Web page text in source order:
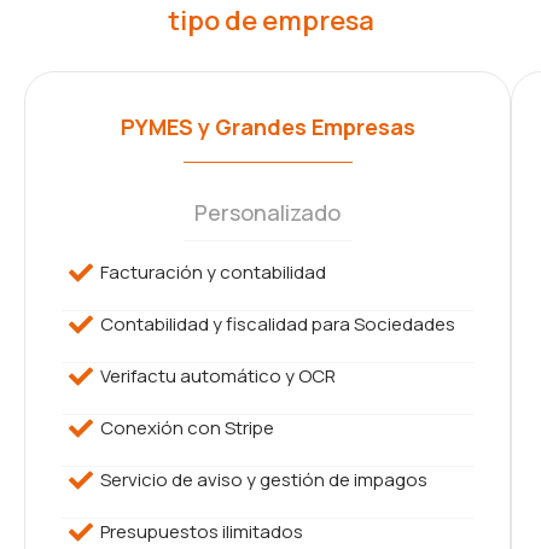
tipo de empresa
PYMES y Grandes Empresas
Personalizado
Facturación y contabilidad
Contabilidad y fiscalidad para Sociedades
Verifactu automático y OCR
Conexión con Stripe
Servicio de aviso y gestión de impagos
Presupuestos ilimitados